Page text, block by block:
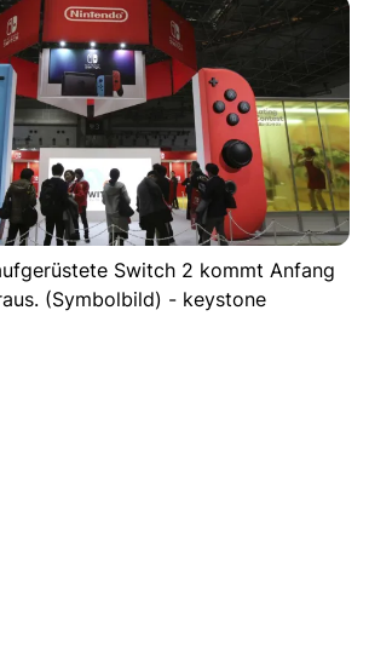
Switch 2 kommt Anfang
(Symbolbild) - keystone